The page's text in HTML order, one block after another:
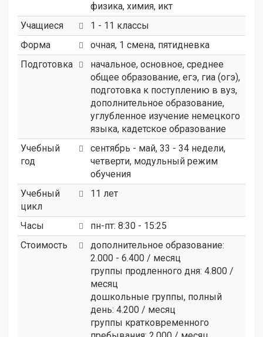
физика, химия, икт
Учащиеся
1 - 11 классы
Форма
очная, 1 смена, пятидневка
Подготовка
начальное, основное, среднее
общее образование, егэ, гиа (огэ),
подготовка к поступлению в вуз,
дополнительное образование,
углубленное изучение немецкого
языка, кадетское образование
Учебный
год
сентябрь - май, 33 - 34 недели,
четверти, модульный режим
обучения
Учебный
цикл
11 лет
Часы
пн-пт: 8:30 - 15:25
Стоимость
дополнительное образование:
2.000 - 6.400 / месяц
группы продленного дня: 4.800 /
месяц
дошкольные группы, полный
день: 4.200 / месяц
группы кратковременного